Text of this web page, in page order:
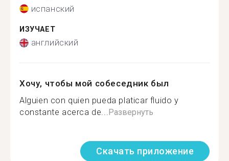
испанский
ИЗУЧАЕТ
английский
Хочу, чтобы мой собеседник был
Alguien con quien pueda platicar fluido y
constante acerca de...Развернуть
Скачать приложение